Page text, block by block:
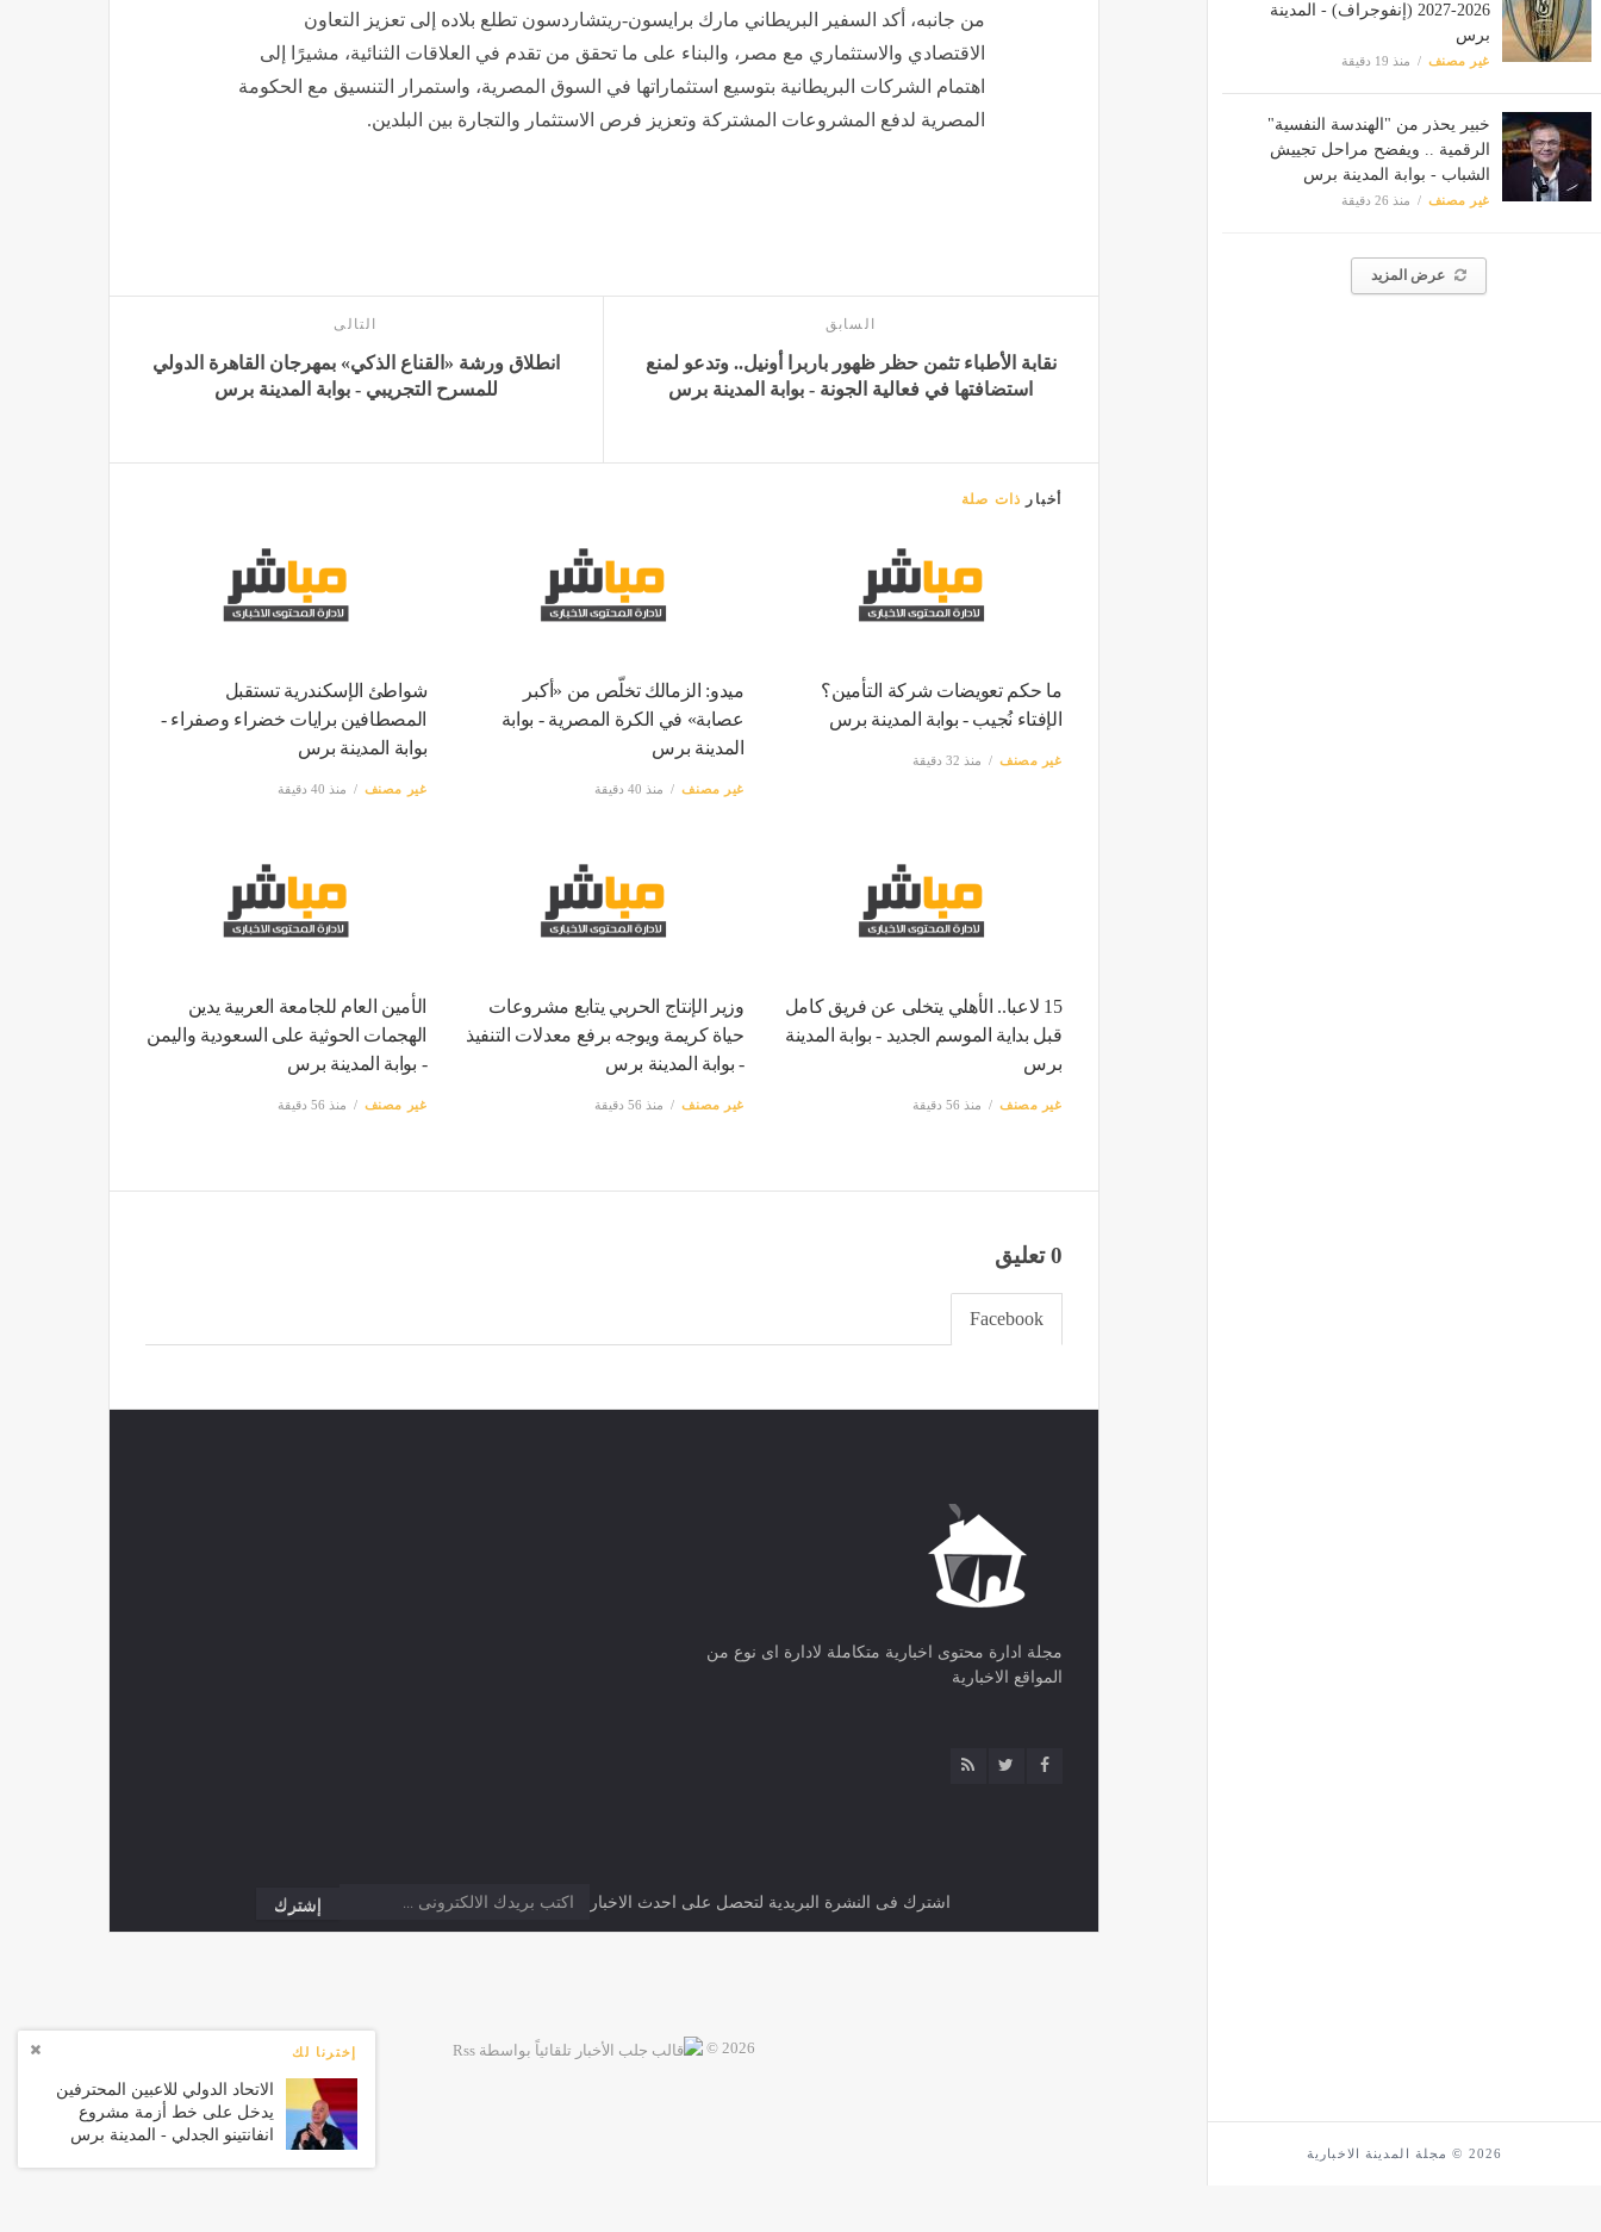
2026-2027 (إنفوجراف) - المدينة
برس
غير مصنف منذ 19 دقيقة
خبير يحذر من "الهندسة النفسية"
الرقمية .. ويفضح مراحل تجييش
الشباب - بوابة المدينة برس
غير مصنف منذ 26 دقيقة
عرض المزيد
2026 © مجلة المدينة الاخبارية
من جانبه، أكد السفير البريطاني مارك برايسون-ريتشاردسون تطلع بلاده إلى تعزيز التعاون
الاقتصادي والاستثماري مع مصر، والبناء على ما تحقق من تقدم في العلاقات الثنائية، مشيرًا إلى
اهتمام الشركات البريطانية بتوسيع استثماراتها في السوق المصرية، واستمرار التنسيق مع الحكومة
المصرية لدفع المشروعات المشتركة وتعزيز فرص الاستثمار والتجارة بين البلدين.
إخترنا لك
الاتحاد الدولي للاعبين المحترفين
يدخل على خط أزمة مشروع
انفانتينو الجدلي - المدينة برس
السابق
نقابة الأطباء تثمن حظر ظهور باربرا أونيل.. وتدعو لمنع
استضافتها في فعالية الجونة - بوابة المدينة برس
التالى
انطلاق ورشة «القناع الذكي» بمهرجان القاهرة الدولي
للمسرح التجريبي - بوابة المدينة برس
أخبار ذات صلة
ما حكم تعويضات شركة التأمين؟
الإفتاء نُجيب - بوابة المدينة برس
غير مصنف منذ 32 دقيقة
ميدو: الزمالك تخلّص من «أكبر
عصابة» في الكرة المصرية - بوابة
المدينة برس
غير مصنف منذ 40 دقيقة
شواطئ الإسكندرية تستقبل
المصطافين برايات خضراء وصفراء -
بوابة المدينة برس
غير مصنف منذ 40 دقيقة
15 لاعبا.. الأهلي يتخلى عن فريق كامل
قبل بداية الموسم الجديد - بوابة المدينة
برس
غير مصنف منذ 56 دقيقة
وزير الإنتاج الحربي يتابع مشروعات
حياة كريمة ويوجه برفع معدلات التنفيذ
- بوابة المدينة برس
غير مصنف منذ 56 دقيقة
الأمين العام للجامعة العربية يدين
الهجمات الحوثية على السعودية واليمن
- بوابة المدينة برس
غير مصنف منذ 56 دقيقة
0 تعليق
Facebook
مجلة ادارة محتوى اخبارية متكاملة لادارة اى نوع من
المواقع الاخبارية
اشترك فى النشرة البريدية لتحصل على احدث الاخبار
2026 ©